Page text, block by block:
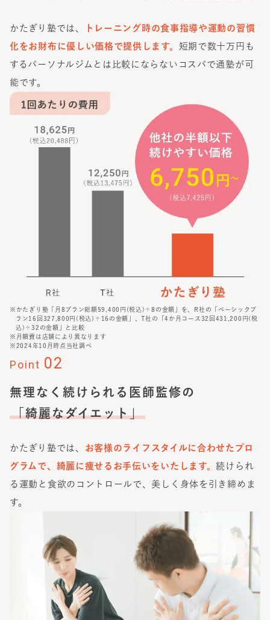
かたぎり塾では、
トレーニング時の食事指導や運動の習慣
化をお財布に優しい価格で提供します。 短期で数十万円も
するパーソナルジムとは比較にならないコスパで通塾が可
能です。
※かたぎり塾「月8プラン総額59,400円(税込)÷8の金額」を、R社の「ベーシックプ
ラン16回327,800円(税込)÷16の金額」、T社の「4か月コース32回431,200円(税
込)÷32の金額」と比較
※月額費は店舗により異なります
※2024年10月時点当社調べ
無理なく続けられる医師監修の
「綺麗なダイエット」
Point 02
かたぎり塾では、 お客様のライフスタイルに合わせたプロ
グラムで、綺麗に痩せるお手伝いをいたします。続けられ
る運動と食欲のコントロールで、美しく身体を引き締めま
す。